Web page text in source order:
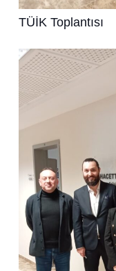
TÜİK Toplantısı